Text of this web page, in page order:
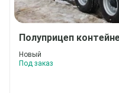
Полуприцеп
Новый
Под заказ